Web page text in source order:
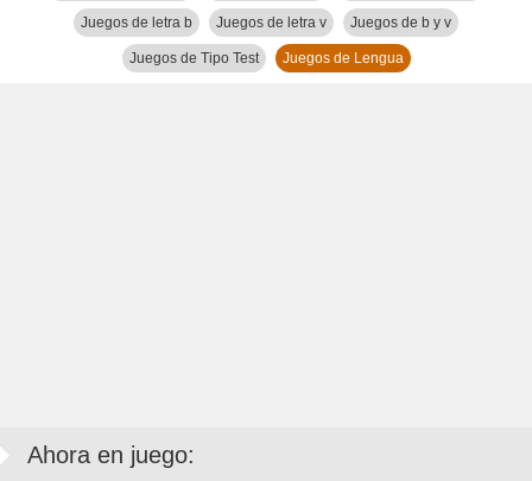
Juegos de letra b Juegos de letra v Juegos de b y v
Juegos de Tipo Test Juegos de Lengua
Ahora en juego: